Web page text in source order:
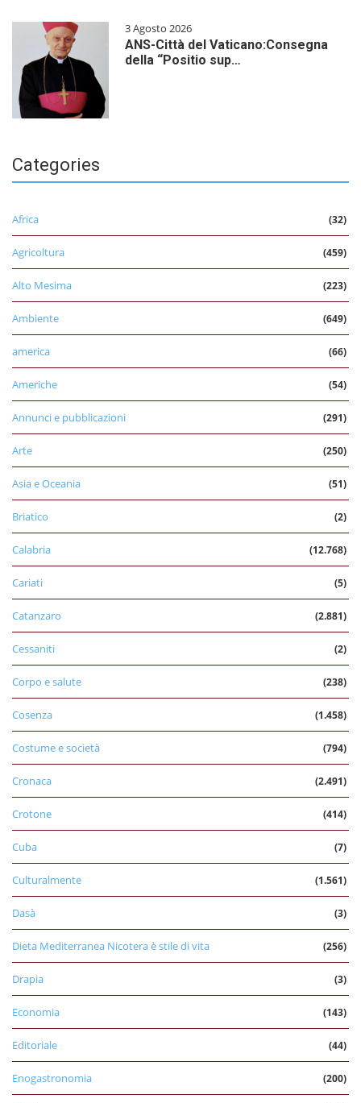
3 Agosto 2026
ANS-Città del Vaticano:Consegna
della “Positio sup…
Categories
Africa (32)
Agricoltura (459)
Alto Mesima (223)
Ambiente (649)
america (66)
Americhe (54)
Annunci e pubblicazioni (291)
Arte (250)
Asia e Oceania (51)
Briatico (2)
Calabria (12.768)
Cariati (5)
Catanzaro (2.881)
Cessaniti (2)
Corpo e salute (238)
Cosenza (1.458)
Costume e società (794)
Cronaca (2.491)
Crotone (414)
Cuba (7)
Culturalmente (1.561)
Dasà (3)
Dieta Mediterranea Nicotera è stile di vita (256)
Drapia (3)
Economia (143)
Editoriale (44)
Enogastronomia (200)